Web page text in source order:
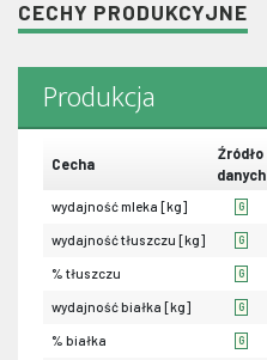
CECHY PRODUKCYJNE
Produkcja
Cecha
Źródło
danych
wydajność mleka [kg] G
wydajność tłuszczu [kg] G
% tłuszczu G
wydajność białka [kg] G
% białka G